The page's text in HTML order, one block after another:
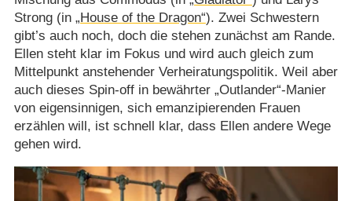
Strong (in „House of the Dragon“). Zwei Schwestern
gibt’s auch noch, doch die stehen zunächst am Rande.
Ellen steht klar im Fokus und wird auch gleich zum
Mittelpunkt anstehender Verheiratungspolitik. Weil aber
auch dieses Spin-off in bewährter „Outlander“-Manier
von eigensinnigen, sich emanzipierenden Frauen
erzählen will, ist schnell klar, dass Ellen andere Wege
gehen wird.